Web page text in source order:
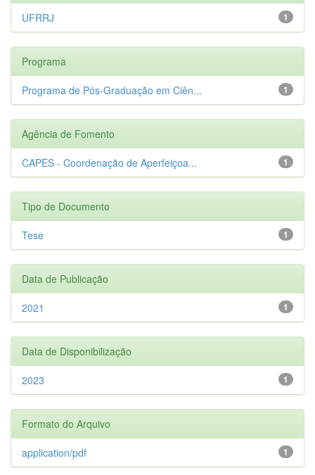
1
UFRRJ
Programa
1
Programa de Pós-Graduação em Ciên...
Agência de Fomento
1
CAPES - Coordenação de Aperfeiçoa...
Tipo de Documento
1
Tese
Data de Publicação
1
2021
Data de Disponibilização
1
2023
Formato do Arquivo
1
application/pdf